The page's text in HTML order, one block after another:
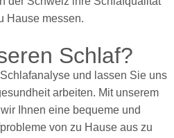
Schlaf?
und lassen Sie uns
arbeiten. Mit unserem
Ihnen eine bequeme und
von zu Hause aus zu